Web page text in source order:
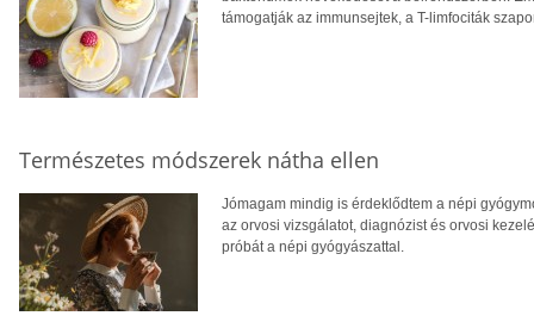
támogatják az immunsejtek, a T-limfociták
Természetes módszerek nátha ellen
Jómagam mindig is érdeklődtem a népi
az orvosi vizsgálatot, diagnózist és orvosi
próbát a népi gyógyászattal.